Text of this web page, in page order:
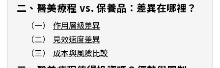
二、醫美療程 vs. 保養品：差異在哪裡？
（一）
作用層級差異
（二）
見效速度差異
（三）
成本與風險比較